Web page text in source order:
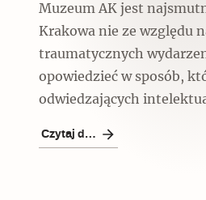
Muzeum AK jest
Krakowa nie ze względu
traumatycznych
opowiedzieć w sposób,
odwiedzających
Czytaj dalej